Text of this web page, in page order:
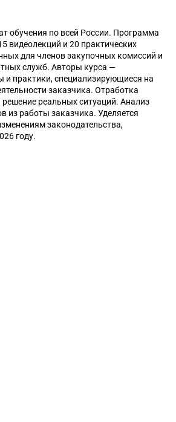
обучения по всей России. Программа
видеолекций и 20 практических
для членов закупочных комиссий и
служб. Авторы курса —
и практики, специализирующиеся на
заказчика. Отработка
реальных ситуаций. Анализ
из работы заказчика. Уделяется
законодательства,
году.